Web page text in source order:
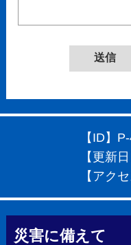
【ID】
【更新日
【アク
災害に備えて